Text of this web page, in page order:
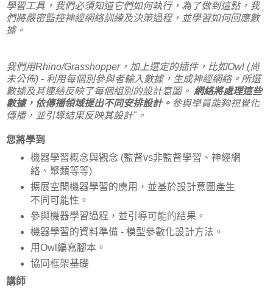
學習工具，我們必須知道它們如何執行，為了做到這點，我
們將嚴密監控神經網絡訓練及決策過程，並學習如何回應數
據。
我們用Rhino/Grasshopper，加上選定的插件，比如Owl (尚
未公佈) - 利用每個別參與者輸入數據，生成神經網絡。所選
數據及其連結反映了每個組別的設計意圖。 網絡將處理這些
數據，依傳播領域提出不同安排設計。 參與學員能夠視覺化
傳播，並引導結果反映其設計"。
您將學到
機器學習概念與觀念 (監督vs非監督學習、神經網
絡、聚類等等)
擴展空間機器學習的應用，並基於設計意圖產生
不同可能性。
參與機器學習過程，並引導可能的結果。
機器學習的資料準備 - 模型參數化設計方法。
用Owl編寫腳本。
協同框架基礎
講師